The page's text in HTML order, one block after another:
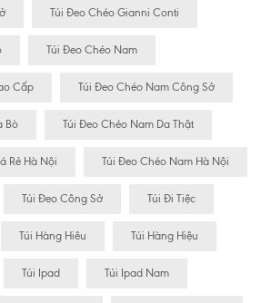
Túi Đeo Chéo Gianni Conti
Túi Đeo Chéo Nam
Cấp Túi Đeo Chéo Nam Công Sở
Bò Túi Đeo Chéo Nam Da Thật
Rẻ Hà Nội Túi Đeo Chéo Nam Hà Nội
Túi Đeo Công Sở Túi Đi Tiệc
Túi Hàng Hiêu Túi Hàng Hiệu
Túi Ipad Túi Ipad Nam